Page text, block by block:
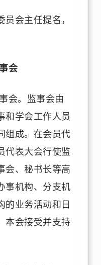
会主任提名，
会
会。监事会由
和学会工作人员
组成。在会员代
代表大会行使监
会、秘书长等高
事机构、分支机
的业务活动和日
本会接受并支持